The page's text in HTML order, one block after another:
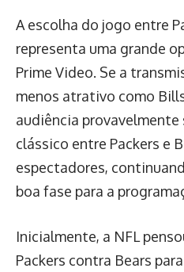
A escolha do jogo entre
representa uma grande
Prime Video. Se a
menos atrativo como
audiência provavelmente
clássico entre Packers e
espectadores,
boa fase para a
Inicialmente, a NFL
Packers contra Bears